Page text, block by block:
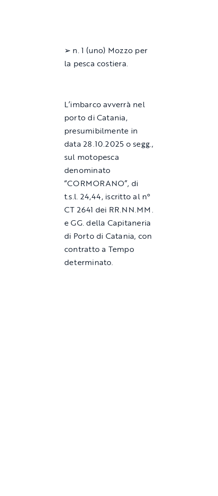
➢ n. 1 (uno) Mozzo per
la pesca costiera.
L’imbarco avverrà nel
porto di Catania,
presumibilmente in
data 28.10.2025 o segg.,
sul motopesca
denominato
“CORMORANO”, di
t.s.l. 24,44, iscritto al n°
CT 2641 dei RR.NN.MM.
e GG. della Capitaneria
di Porto di Catania, con
contratto a Tempo
determinato.